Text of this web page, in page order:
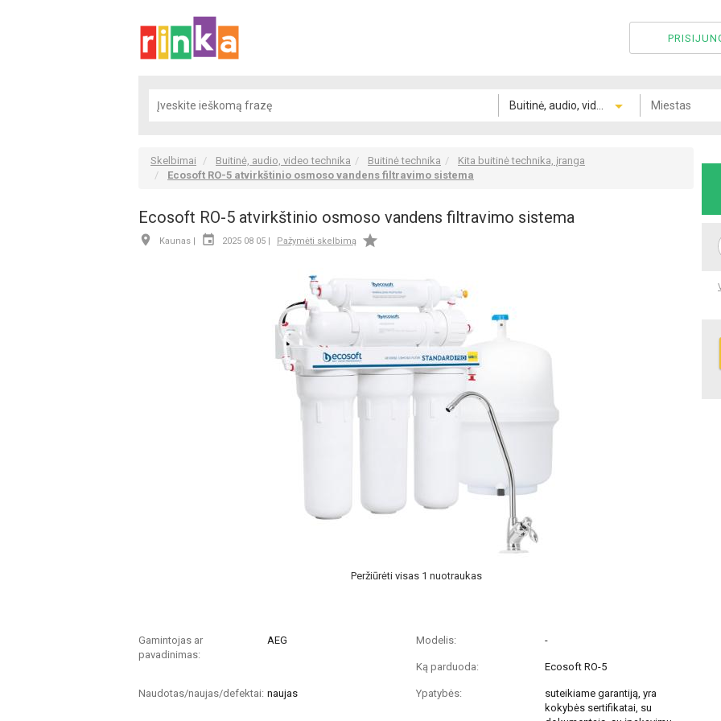
Skelbimai Buitinė, audio, video technika Buitinė technika
Kita buitinė technika, įranga
Ecosoft RO-5 atvirkštinio osmoso vandens filtravimo sistema
Ecosoft RO-5 atvirkštinio osmoso vandens filtravimo sistema
 Kaunas |  2025 08 05 | Pažymėti skelbimą 
Peržiūrėti visas 1 nuotraukas
Gamintojas ar
pavadinimas:
AEG Modelis: -
Ką parduoda: Ecosoft RO-5
Naudotas/naujas/defektai: naujas Ypatybės:
suteikiame garantiją, yra
kokybės sertifikatai, su